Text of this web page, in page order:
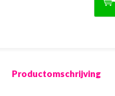
Productomschrijving